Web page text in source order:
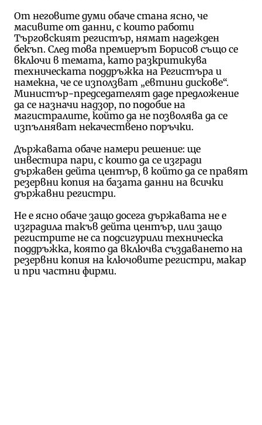
От неговите думи обаче стана ясно, че
масивите от данни, с които работи
Търговският регистър, нямат надежден
бекъп. След това премиерът Борисов също се
включи в темата, като разкритикува
техническата поддръжка на Регистъра и
намекна, че се използват „евтини дискове“.
Министър-председателят даде предложение
да се назначи надзор, по подобие на
магистралите, който да не позволява да се
изпълняват некачествено поръчки.
Държавата обаче намери решение: ще
инвестира пари, с които да се изгради
държавен дейта център, в който да се правят
резервни копия на базата данни на всички
държавни регистри.
Не е ясно обаче защо досега държавата не е
изградила такъв дейта център, или защо
регистрите не са подсигурили техническа
поддръжка, която да включва създаването на
резервни копия на ключовите регистри, макар
и при частни фирми.